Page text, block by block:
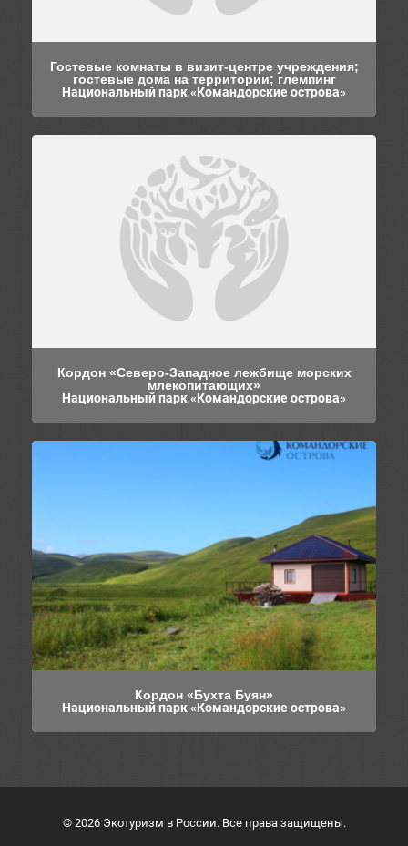
Гостевые комнаты в визит-центре учреждения;
гостевые дома на территории; глемпинг
Национальный парк «Командорские острова»
Кордон «Северо-Западное лежбище морских
млекопитающих»
Национальный парк «Командорские острова»
Кордон «Бухта Буян»
Национальный парк «Командорские острова»
© 2026 Экотуризм в России. Все права защищены.